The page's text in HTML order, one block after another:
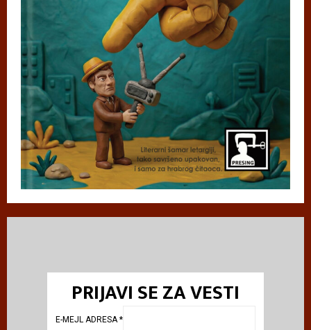
PRIJAVI SE ZA VESTI
E-MEJL ADRESA*